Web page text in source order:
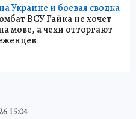
Украине и боевая сводка
ВСУ Гайка не хочет
мове, а чехи отторгают
15:04